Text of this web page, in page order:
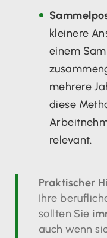
kleinere
einem
mehrere
diese
relevant.
Praktischer
Ihre
sollten Sie
auch wenn